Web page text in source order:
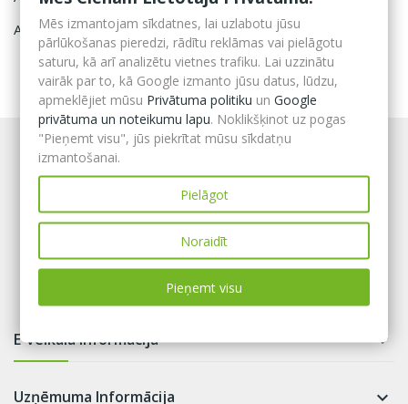
Aptieciņu un defibrilatoru kastes
E-veikala informācija 
Uzņēmuma Informācija 
Mēs izmantojam sīkdatnes, lai uzlabotu jūsu
pārlūkošanas pieredzi, rādītu reklāmas vai pielāgotu
saturu, kā arī analizētu vietnes trafiku. Lai uzzinātu
vairāk par to, kā Google izmanto jūsu datus, lūdzu,
apmeklējiet mūsu Privātuma politiku unGoogle
privātuma un noteikumu lapu. Noklikšķinot uz pogas
"Pieņemt visu", jūs piekrītat mūsu sīkdatņu
izmantošanai.
Pielāgot
Noraidīt
Pieņemt visu